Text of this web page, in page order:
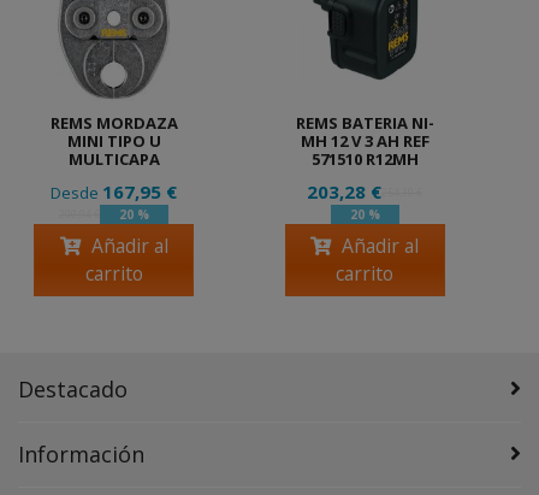
REMS MORDAZA
MINI TIPO U
MULTICAPA
Desde 167,95 €
20 %
Añadir al
carrito
REMS BATERIA NI-
MH 12 V 3 AH REF
571510 R12MH
203,28 €
20 %
Añadir al
carrito
Destacado
Información